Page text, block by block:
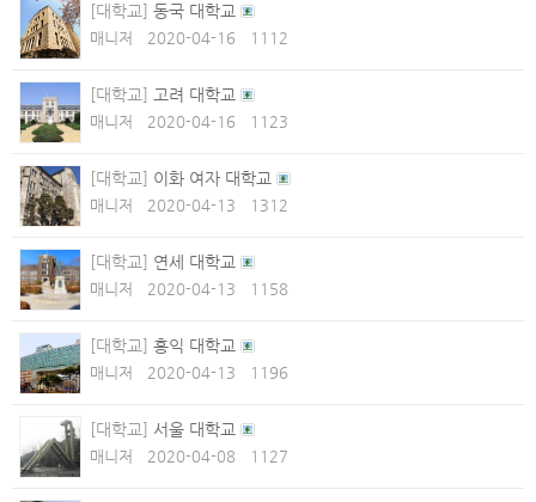
[대학교] 동국 대학교
매니저 2020-04-16 1112
[대학교] 고려 대학교
매니저 2020-04-16 1123
[대학교] 이화 여자 대학교
매니저 2020-04-13 1312
[대학교] 연세 대학교
매니저 2020-04-13 1158
[대학교] 홍익 대학교
매니저 2020-04-13 1196
[대학교] 서울 대학교
매니저 2020-04-08 1127